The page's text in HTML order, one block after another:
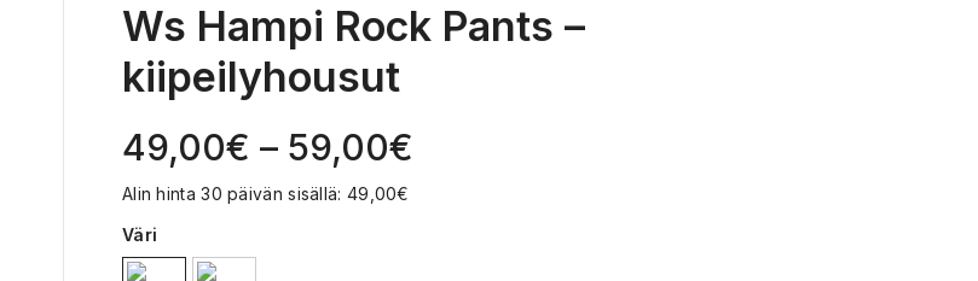
Ws Hampi Rock Pants –
kiipeilyhousut
49,00€ – 59,00€
Alin hinta 30 päivän sisällä: 49,00€
Väri